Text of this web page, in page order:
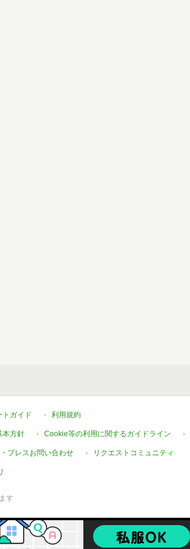
トガイド 利用規約
本方針 Cookie等の利用に関するガイドライン
プレスお問い合わせ リクエストコミュニティ
す